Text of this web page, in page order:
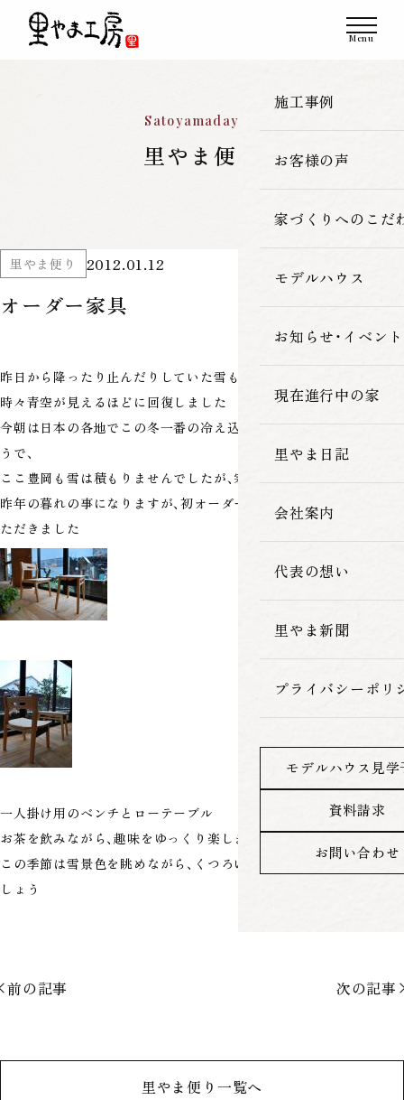
施工事例
一覧
新築
改築・リフォーム
お客様の声
家づくりへのこだ
里やま工房の家
素材へのこだわ
暮らしの性能
モデルハウス
お知らせ・イベント
現在進行中の家
里やま日記
会社案内
代表の想い
里やま新聞
プライバシーポリ
モデルハウス見学
資料請求
お問い合わせ
Satoyamadayori
里やま便り
里やま便り 2012.01.12
オーダー家具
昨日から降ったり止んだりしていた雪も午後には止み、
時々青空が見えるほどに回復しました
今朝は日本の各地でこの冬一番の冷え込みになった所が多かったよ
うで、
ここ豊岡も雪は積もりませんでしたが、寒かったです～
昨年の暮れの事になりますが、初オーダー家具を製作、納品させてい
ただきました
一人掛け用のベンチとローテーブル
お茶を飲みながら、趣味をゆっくり楽しまれる為のセットです
この季節は雪景色を眺めながら、くつろいでいただいていることで
しょう
前の記事 次の記事
里やま便り一覧へ